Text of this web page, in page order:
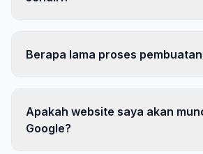
Berapa lama proses
Apakah website saya akan
Google?